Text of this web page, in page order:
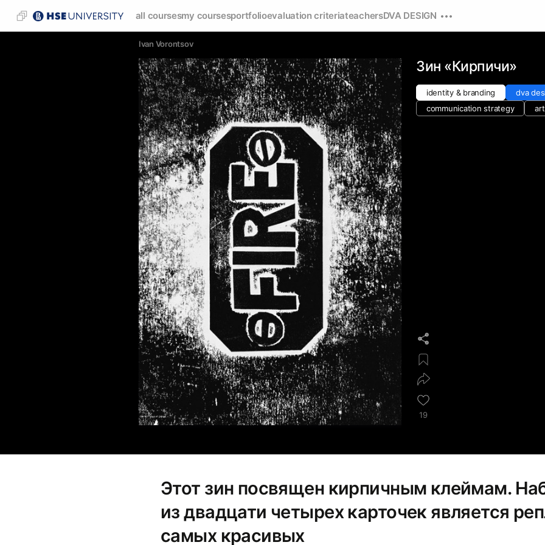
all coursesmy coursesportfolioevaluation criteriateachersDVA DESIGN
Ivan Vorontsov
Зин «Кирпичи»
identity & branding
dva
communication strategy
19
Этот зин посвящен кирпичным клеймам.
из двадцати четырех карточек является
самых красивых